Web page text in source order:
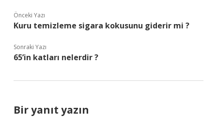
Önceki Yazı
Kuru temizleme sigara kokusunu giderir mi ?
Sonraki Yazı
65’in katları nelerdir ?
Bir yanıt yazın